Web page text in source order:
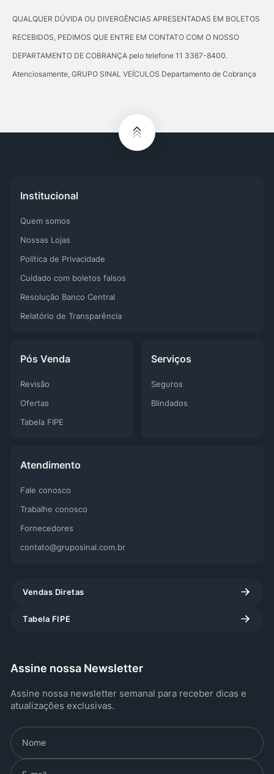
QUALQUER DÚVIDA OU DIVERGÊNCIAS APRESENTADAS EM BOLETOS
RECEBIDOS, PEDIMOS QUE ENTRE EM CONTATO COM O NOSSO
DEPARTAMENTO DE COBRANÇA pelo telefone 11 3367-8400.
Atenciosamente, GRUPO SINAL VEÍCULOS Departamento de Cobrança
Institucional
Quem somos
Nossas Lojas
Política de Privacidade
Cuidado com boletos falsos
Resolução Banco Central
Relatório de Transparência
Atendimento
Fale conosco
Trabalhe conosco
Fornecedores
contato@gruposinal.com.br
Serviços
Seguros
Blindados
Pós Venda
Revisão
Ofertas
Tabela FIPE
Vendas Diretas
Tabela FIPE
Assine nossa Newsletter
Assine nossa newsletter semanal para receber dicas e
atualizações exclusivas.